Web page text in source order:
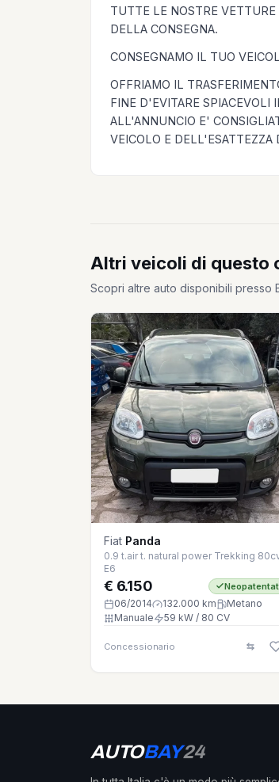
TUTTE LE NOSTRE
DELLA CONSEGNA.
CONSEGNAMO IL TUO
OFFRIAMO IL
FINE D'EVITARE SPIACEVOLI
ALL'ANNUNCIO E'
VEICOLO E DELL'ESATTEZZA
Altri veicoli di questo
Scopri altre auto disponibili presso
Fiat Panda
0.9 t.air t. natural power Trekking
E6
€ 6.150
06/2014 132.000 km
Metano
Manuale
59 kW / 80 CV
Concessionario
AUTOBAY24